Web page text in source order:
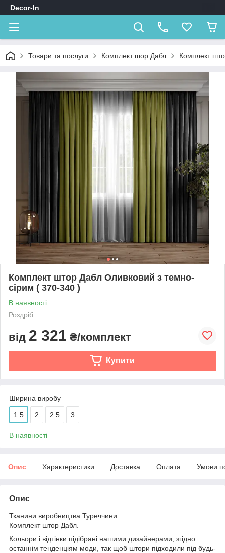
Decor-In
Товари та послуги Комплект шор Дабл Комплект
Комплект штор Дабл Оливковий з темно-
сірим ( 370-340 )
В наявності
Роздріб
від 2 321 ₴/комплект
Купити
Ширина виробу
1.5 2 2.5 3
В наявності
Опис Характеристики Доставка Оплата Умови
Опис
Тканини виробництва Туреччини.
Комплект штор Дабл.
Кольори і відтінки підібрані нашими дизайнерами, згідно
останнім тенденціям моди, так щоб штори підходили під будь-